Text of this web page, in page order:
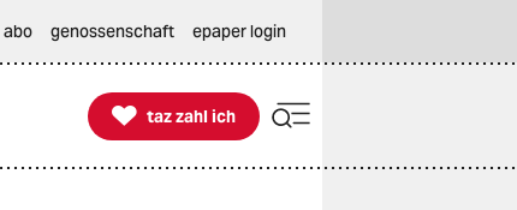
abo genossenschaft epaper login

taz zahl ich
taz zahl ich